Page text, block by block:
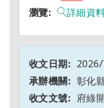
詳細資
彰化
府綠